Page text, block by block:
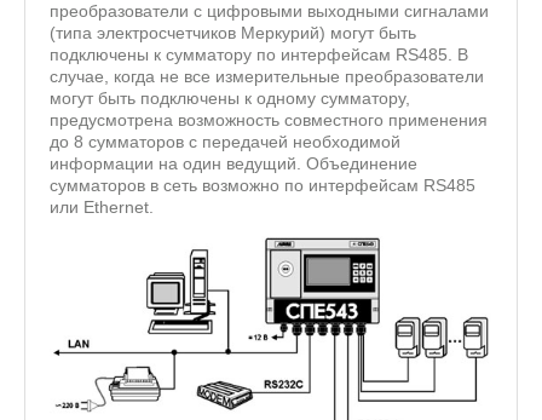
преобразователи с цифровыми выходными сигналами
(типа электросчетчиков Меркурий) могут быть
подключены к сумматору по интерфейсам RS485. В
случае, когда не все измерительные преобразователи
могут быть подключены к одному сумматору,
предусмотрена возможность совместного применения
до 8 сумматоров с передачей необходимой
информации на один ведущий. Объединение
сумматоров в сеть возможно по интерфейсам RS485
или Ethernet.